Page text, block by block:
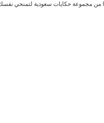
من مجموعة حكايات سعودية لتمنحي